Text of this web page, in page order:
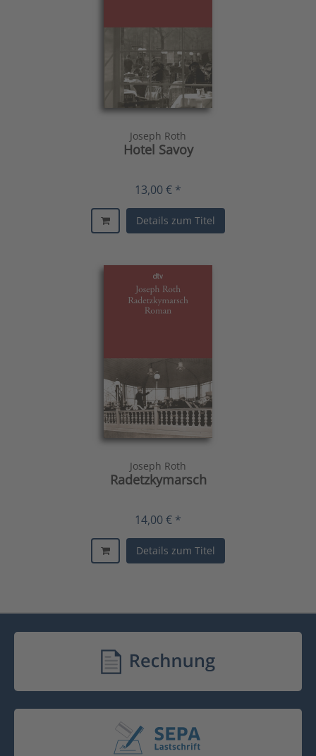
Joseph Roth
Hotel Savoy
13,00 € *
Details zum Titel
Joseph Roth
Radetzkymarsch
14,00 € *
Details zum Titel